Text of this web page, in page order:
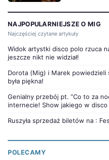
NAJPOPULARNIEJSZE O MIG
Najczęściej czytane artykuły
Widok artystki disco polo rzuca
jeszcze nikt nie widział!
Dorota (Mig) i Marek powiedzieli
była piękna!
Genialny przebój pt. ”Co to za
internecie! Show jakiego w disco
Ruszyła sprzedaż biletów na :
POLECAMY